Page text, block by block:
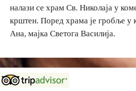
налази се храм Св. Николаја у
крштен. Поред храма је гробље у
Ана, мајка Светога Василија.